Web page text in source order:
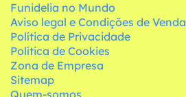
Funidelia no Mundo
Aviso legal e Condições de Venda
Política de Privacidade
Política de Cookies
Zona de Empresa
Sitemap